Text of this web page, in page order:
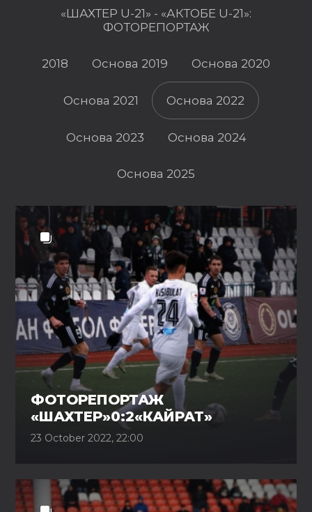
«ШАХТЕР U-21» - «АКТОБЕ U-21»:
ФОТОРЕПОРТАЖ
2018 Основа 2019 Основа 2020
Основа 2021 Основа 2022
Основа 2023 Основа 2024
Основа 2025
ФОТОРЕПОРТАЖ
«ШАХТЕР»0:2«КАЙРАТ»
23 October 2022, 22:00